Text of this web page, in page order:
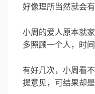
好像理所当然就会
小周的爱人原本就
多照顾一个人，时
有好几次，小周看
提意见，可结果却